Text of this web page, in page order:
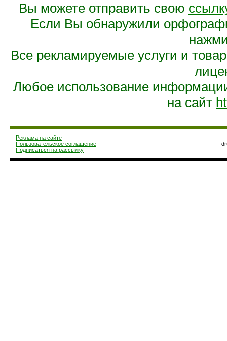
Вы можете отправить свою
Если Вы обнаружили
Все рекламируемые услуги и
Любое использование
на сайт
Реклама на сайте
Пользовательское соглашение
Подписаться на рассылку